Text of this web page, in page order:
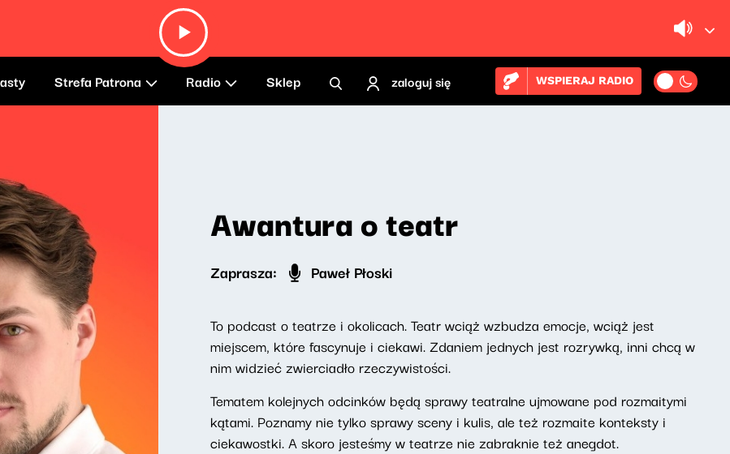
Strefa Patrona Radio Sklep zaloguj się WSPIERAJ RADIO
Awantura o teatr
Zaprasza: Paweł Płoski
To podcast o teatrze i okolicach. Teatr wciąż wzbudza emocje, wciąż jest
miejscem, które fascynuje i ciekawi. Zdaniem jednych jest rozrywką, inni chcą w
nim widzieć zwierciadło rzeczywistości.
Tematem kolejnych odcinków będą sprawy teatralne ujmowane pod rozmaitymi
kątami. Poznamy nie tylko sprawy sceny i kulis, ale też rozmaite konteksty i
ciekawostki. A skoro jesteśmy w teatrze nie zabraknie też anegdot.